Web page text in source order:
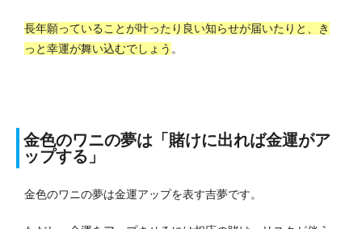
長年願っていることが叶ったり良い知らせが届いたりと、き
っと幸運が舞い込むでしょう 。
金色のワニの夢は「賭けに出れば金運がア
ップする」
金色のワニの夢は金運アップを表す吉夢です。